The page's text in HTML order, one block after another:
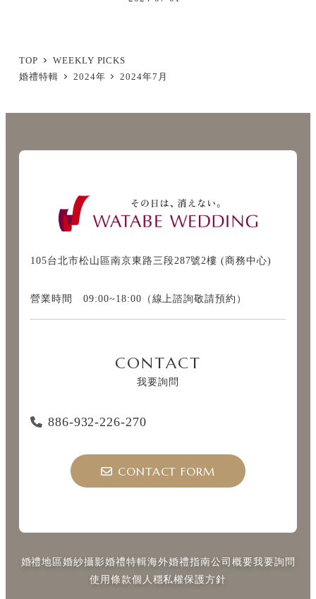
TOP
WEEKLY PICKS
婚禮特輯
2024年 2024年7月
105台北市松山區南京東路三段287號2樓 (商務中心)
營業時間 09:00~18:00（線上諮詢敬請預約）
CONTACT
我要詢問
886-932-226-270
CONTACT FORM
婚禮地區婚紗攝影婚禮特輯海外婚禮指南公司概要我要詢問
使用條款個人穩私權保護方針